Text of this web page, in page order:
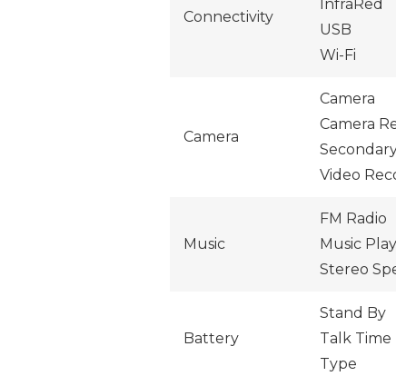
Connectivity
InfraRed
USB
Wi-Fi
Camera
Camera
Camera
Video
Music
FM Radio
Music
Stereo
Battery
Stand By
Talk Time
Type